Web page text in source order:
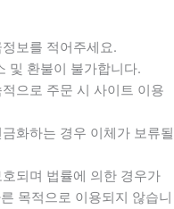
보를 적어주세요.
및 환불이 불가합니다.
으로 주문 시 사이트 이용
화하는 경우 이체가 보류될
되며 법률에 의한 경우가
목적으로 이용되지 않습니